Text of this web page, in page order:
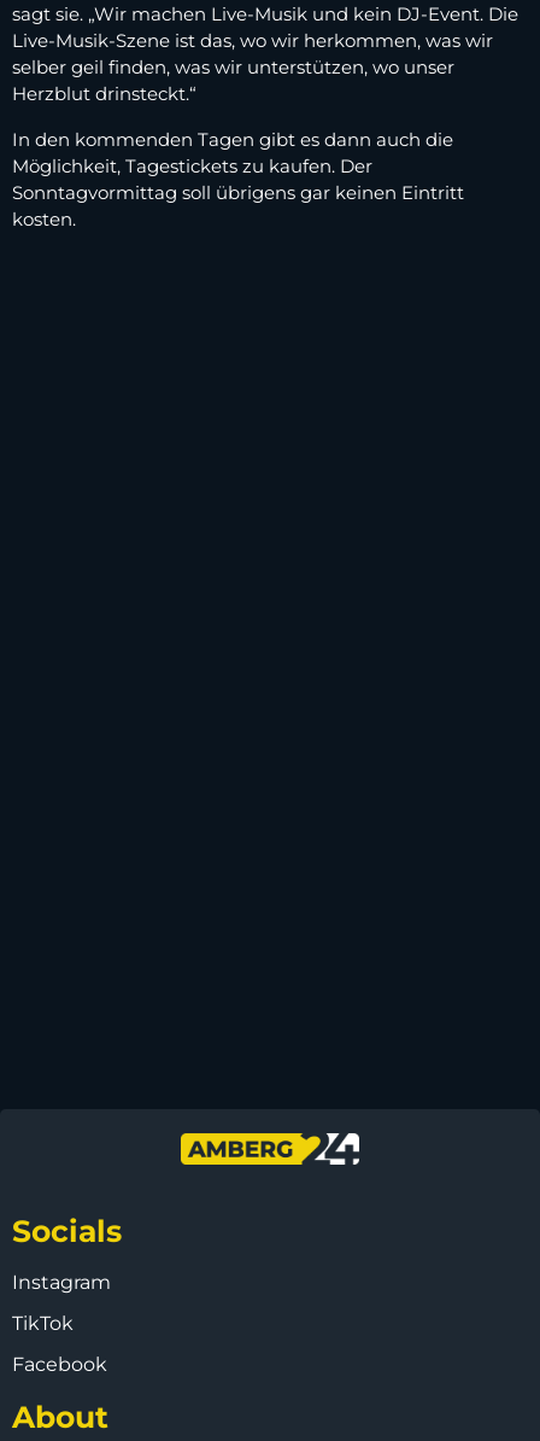
sagt sie. „Wir machen Live-Musik und kein DJ-Event. Die
Live-Musik-Szene ist das, wo wir herkommen, was wir
selber geil finden, was wir unterstützen, wo unser
Herzblut drinsteckt.“
In den kommenden Tagen gibt es dann auch die
Möglichkeit, Tagestickets zu kaufen. Der
Sonntagvormittag soll übrigens gar keinen Eintritt
kosten.
Socials
Instagram
TikTok
Facebook
About